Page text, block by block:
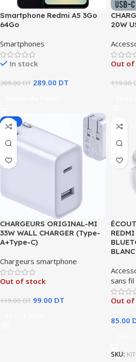
Smartphone Redmi A5 3Go
64Go
Smartphones
In stock
309.00DT 289.00 DT
20W
Out
119.00
-17%
CHARGEURS ORIGINAL-MI
33W WALL CHARGER (Type-
A+Type-C)
Chargeurs smartphone
Out of stock
119.00DT 99.00 DT
BLANC
sans fil
Out
85.00
SKU: